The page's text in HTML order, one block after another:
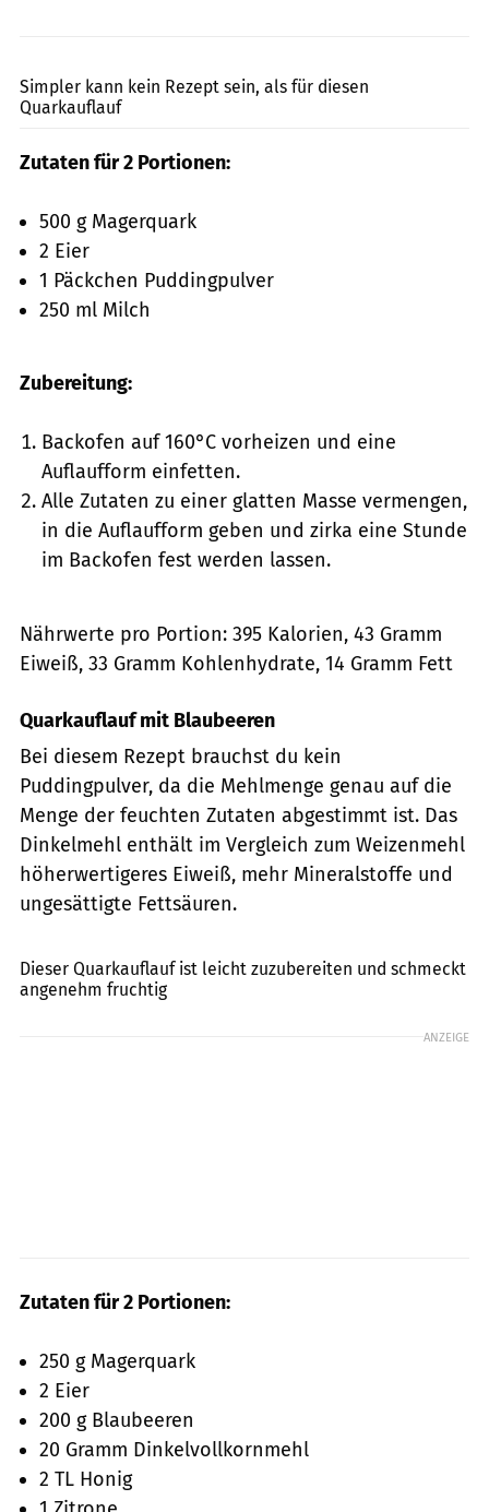
Simpler kann kein Rezept sein, als für diesen
Quarkauflauf
Zutaten für 2 Portionen:
500 g Magerquark
2 Eier
1 Päckchen Puddingpulver
250 ml Milch
Zubereitung:
Backofen auf 160°C vorheizen und eine
Auflaufform einfetten.
Alle Zutaten zu einer glatten Masse vermengen,
in die Auflaufform geben und zirka eine Stunde
im Backofen fest werden lassen.
Nährwerte pro Portion: 395 Kalorien, 43 Gramm
Eiweiß, 33 Gramm Kohlenhydrate, 14 Gramm Fett
Quarkauflauf mit Blaubeeren
Bei diesem Rezept brauchst du kein
Puddingpulver, da die Mehlmenge genau auf die
Menge der feuchten Zutaten abgestimmt ist. Das
Dinkelmehl enthält im Vergleich zum Weizenmehl
höherwertigeres Eiweiß, mehr Mineralstoffe und
ungesättigte Fettsäuren.
Dieser Quarkauflauf ist leicht zuzubereiten und schmeckt
angenehm fruchtig
ANZEIGE
Zutaten für 2 Portionen:
250 g Magerquark
2 Eier
200 g Blaubeeren
20 Gramm Dinkelvollkornmehl
2 TL Honig